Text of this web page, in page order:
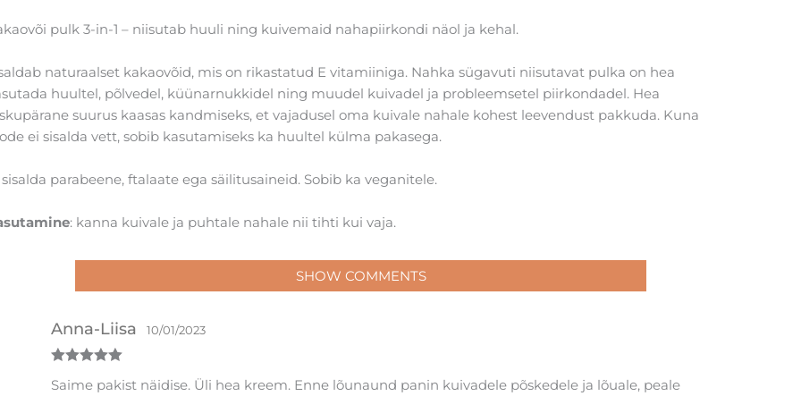
pulk 3-in-1 – niisutab huuli ning kuivemaid nahapiirkondi näol ja kehal.
naturaalset kakaovõid, mis on rikastatud E vitamiiniga. Nahka sügavuti niisutavat pulka on hea
huultel, põlvedel, küünarnukkidel ning muudel kuivadel ja probleemsetel piirkondadel. Hea
suurus kaasas kandmiseks, et vajadusel oma kuivale nahale kohest leevendust pakkuda. Kuna
ei sisalda vett, sobib kasutamiseks ka huultel külma pakasega.
parabeene, ftalaate ega säilitusaineid. Sobib ka veganitele.
: kanna kuivale ja puhtale nahale nii tihti kui vaja.
SHOW COMMENTS
5/ 5
Anna-Liisa 10/01/2023
Saime pakist näidise. Üli hea kreem. Enne lõunaund panin kuivadele põskedele ja lõuale, peale